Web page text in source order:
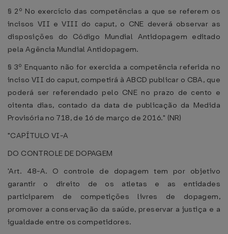
§ 2º No exercício das competências a que se referem os
incisos VII e VIII do caput, o CNE deverá observar as
disposições do Código Mundial Antidopagem editado
pela Agência Mundial Antidopagem.
§ 3º Enquanto não for exercida a competência referida no
inciso VII do caput, competirá à ABCD publicar o CBA, que
poderá ser referendado pelo CNE no prazo de cento e
oitenta dias, contado da data de publicação da Medida
Provisória no 718, de 16 de março de 2016." (NR)
"CAPÍTULO VI-A
DO CONTROLE DE DOPAGEM
'Art. 48-A. O controle de dopagem tem por objetivo
garantir o direito de os atletas e as entidades
participarem de competições livres de dopagem,
promover a conservação da saúde, preservar a justiça e a
igualdade entre os competidores.